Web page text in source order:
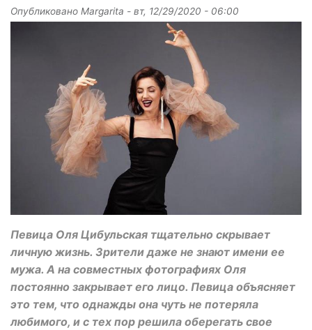
Опубликовано Margarita - вт, 12/29/2020 - 06:00
Певица Оля Цибульская тщательно скрывает
личную жизнь. Зрители даже не знают имени ее
мужа. А на совместных фотографиях Оля
постоянно закрывает его лицо. Певица объясняет
это тем, что однажды она чуть не потеряла
любимого, и с тех пор решила оберегать свое